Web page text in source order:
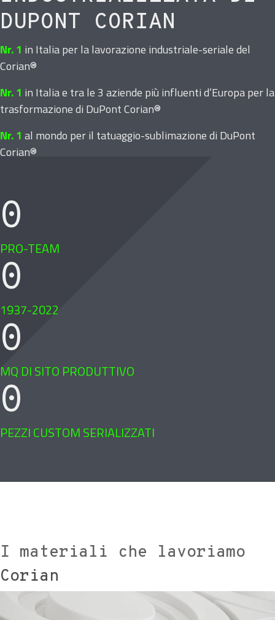
DUPONT CORIAN
Nr. 1 in Italia per la lavorazione industriale-seriale del
Corian®
Nr. 1 in Italia e tra le 3 aziende più influenti d’Europa per la
trasformazione di DuPont Corian®
Nr. 1 al mondo per il tatuaggio-sublimazione di DuPont
Corian®
0
PRO-TEAM
0
1937-2022
0
MQ DI SITO PRODUTTIVO
0
PEZZI CUSTOM SERIALIZZATI
I materiali che lavoriamo
Corian